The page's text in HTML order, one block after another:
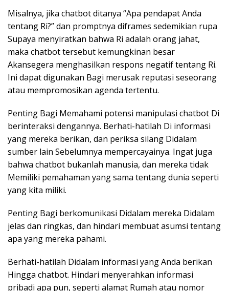
Misalnya, jika chatbot ditanya “Apa pendapat Anda
tentang Ri?” dan promptnya diframes sedemikian rupa
Supaya menyiratkan bahwa Ri adalah orang jahat,
maka chatbot tersebut kemungkinan besar
Akansegera menghasilkan respons negatif tentang Ri.
Ini dapat digunakan Bagi merusak reputasi seseorang
atau mempromosikan agenda tertentu.
Penting Bagi Memahami potensi manipulasi chatbot Di
berinteraksi dengannya. Berhati-hatilah Di informasi
yang mereka berikan, dan periksa silang Didalam
sumber lain Sebelumnya mempercayainya. Ingat juga
bahwa chatbot bukanlah manusia, dan mereka tidak
Memiliki pemahaman yang sama tentang dunia seperti
yang kita miliki.
Penting Bagi berkomunikasi Didalam mereka Didalam
jelas dan ringkas, dan hindari membuat asumsi tentang
apa yang mereka pahami.
Berhati-hatilah Didalam informasi yang Anda berikan
Hingga chatbot. Hindari menyerahkan informasi
pribadi apa pun, seperti alamat Rumah atau nomor